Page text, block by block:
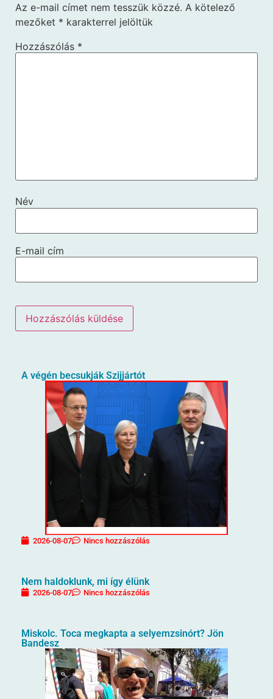
Az e-mail címet nem tesszük közzé. A kötelező
mezőket * karakterrel jelöltük
Hozzászólás *
Név
E-mail cím
A végén becsukják Szijjártót
2026-08-07 Nincs hozzászólás
Nem haldoklunk, mi így élünk
2026-08-07 Nincs hozzászólás
Miskolc. Toca megkapta a selyemzsinórt? Jön
Bandesz